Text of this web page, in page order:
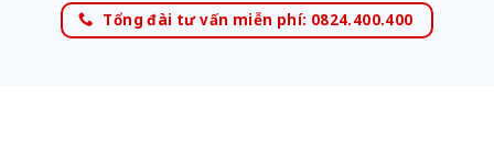
Tổng đài tư vấn miễn phí: 0824.400.400